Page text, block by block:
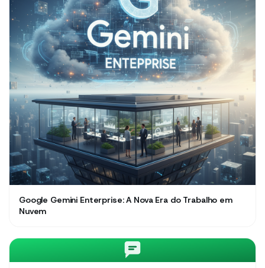
Google Gemini Enterprise: A Nova Era do Trabalho em
Nuvem